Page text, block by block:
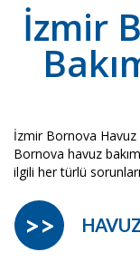
İzmir
İzmir Bornova Havuz
Bornova havuz
ilgili her türlü
>>